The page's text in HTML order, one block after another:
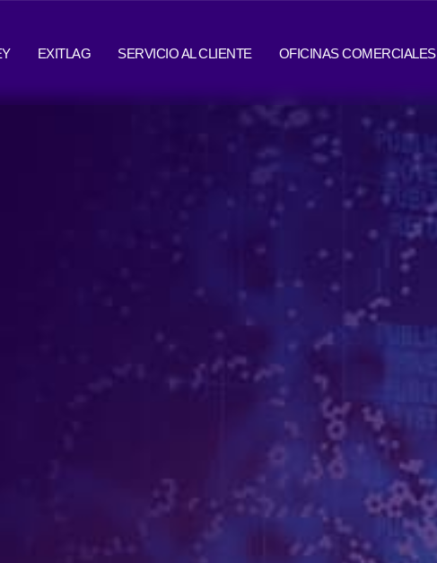
EXITLAG SERVICIO AL CLIENTE OFICINAS COMERCIALES